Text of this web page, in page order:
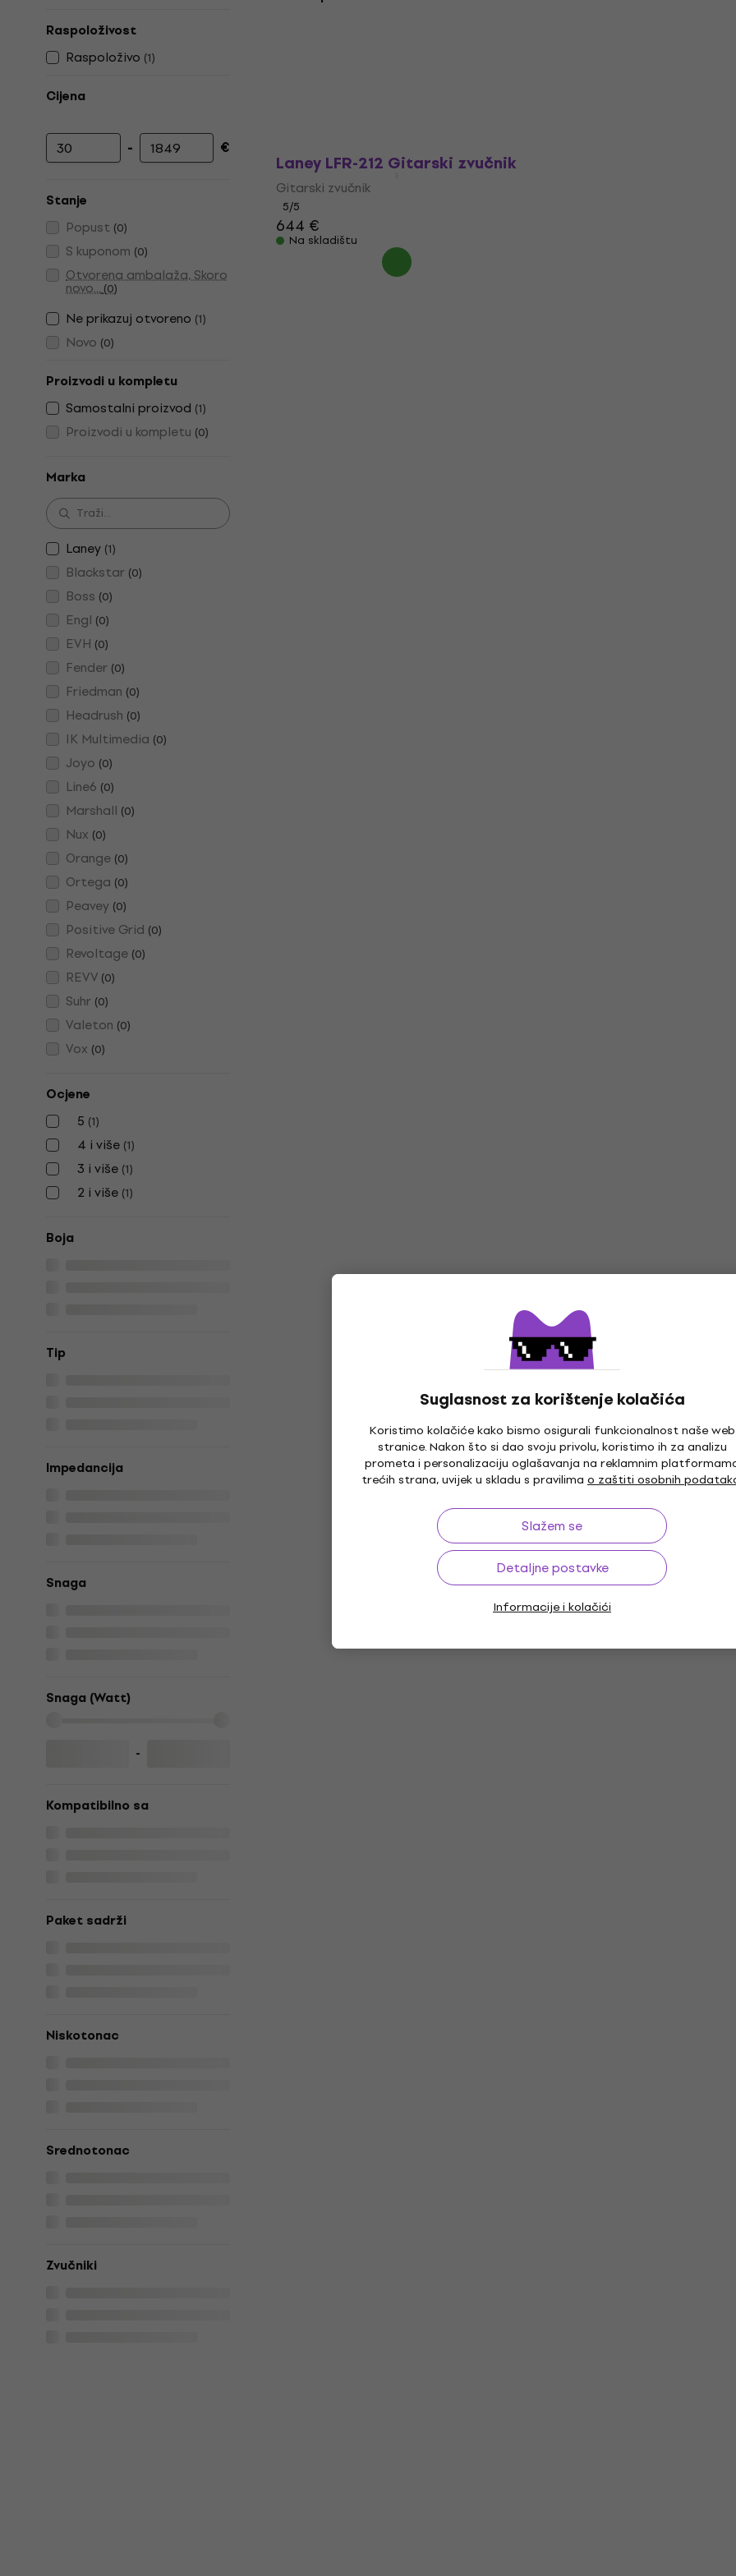
Suglasnost za korištenje kolačića
Koristimo kolačiće kako bismo osigurali funkcionalnost naše web
stranice. Nakon što si dao svoju privolu, koristimo ih za analizu
prometa i personalizaciju oglašavanja na reklamnim
trećih strana, uvijek u skladu s pravilima o zaštiti osobnih
Slažem se
Detaljne postavke
Informacije i kolačići
Raspoloživost
Raspoloživo (1)
Cijena
Najniža cijena
- Najviša cijena
€
Stanje
Popust (0)
S kuponom (0)
Otvorena ambalaža, Skoro
novo...(0)
Ne prikazuj otvoreno (1)
Novo (0)
Proizvodi u kompletu
Samostalni proizvod (1)
Proizvodi u kompletu (0)
Marka
Blackstar (0)
Boss (0)
Engl (0)
EVH (0)
Fender (0)
Friedman (0)
Headrush (0)
IK Multimedia (0)
Joyo (0)
Laney (1)
Line6 (0)
Marshall (0)
Nux (0)
Orange (0)
Ortega (0)
Peavey (0)
Positive Grid (0)
Revoltage (0)
REVV (0)
Suhr (0)
Valeton (0)
Vox (0)
Ocjene
5 (1)
4 i više (1)
3 i više (1)
2 i više (1)
Boja
Tip
Impedancija
Snaga
Snaga (Watt)
-
Kompatibilno sa
Paket sadrži
Niskotonac
Srednotonac
Zvučniki
Laney LFR-212 Gitarski zvučnik
Gitarski zvučnik
5/5
644 €
Na skladištu